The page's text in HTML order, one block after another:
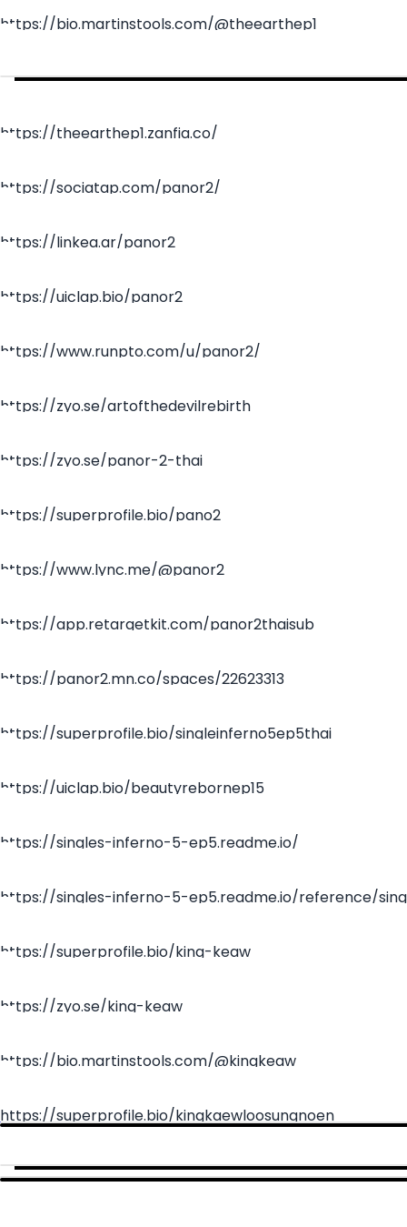
https://bio.martinstools.com/@theearthep1
https://theearthep1.zanfia.co/
https://sociatap.com/panor2/
https://linkea.ar/panor2
https://uiclap.bio/panor2
https://www.runpto.com/u/panor2/
https://zyo.se/artofthedevilrebirth
https://zyo.se/panor-2-thai
https://superprofile.bio/pano2
https://www.lync.me/@panor2
https://app.retargetkit.com/panor2thaisub
https://panor2.mn.co/spaces/22623313
https://superprofile.bio/singleinferno5ep5thai
https://uiclap.bio/beautyrebornep15
https://singles-inferno-5-ep5.readme.io/
https://singles-inferno-5-ep5.readme.io/reference/
https://superprofile.bio/king-keaw
https://zyo.se/king-keaw
https://bio.martinstools.com/@kingkeaw
https://superprofile.bio/kingkaewloosungnoen